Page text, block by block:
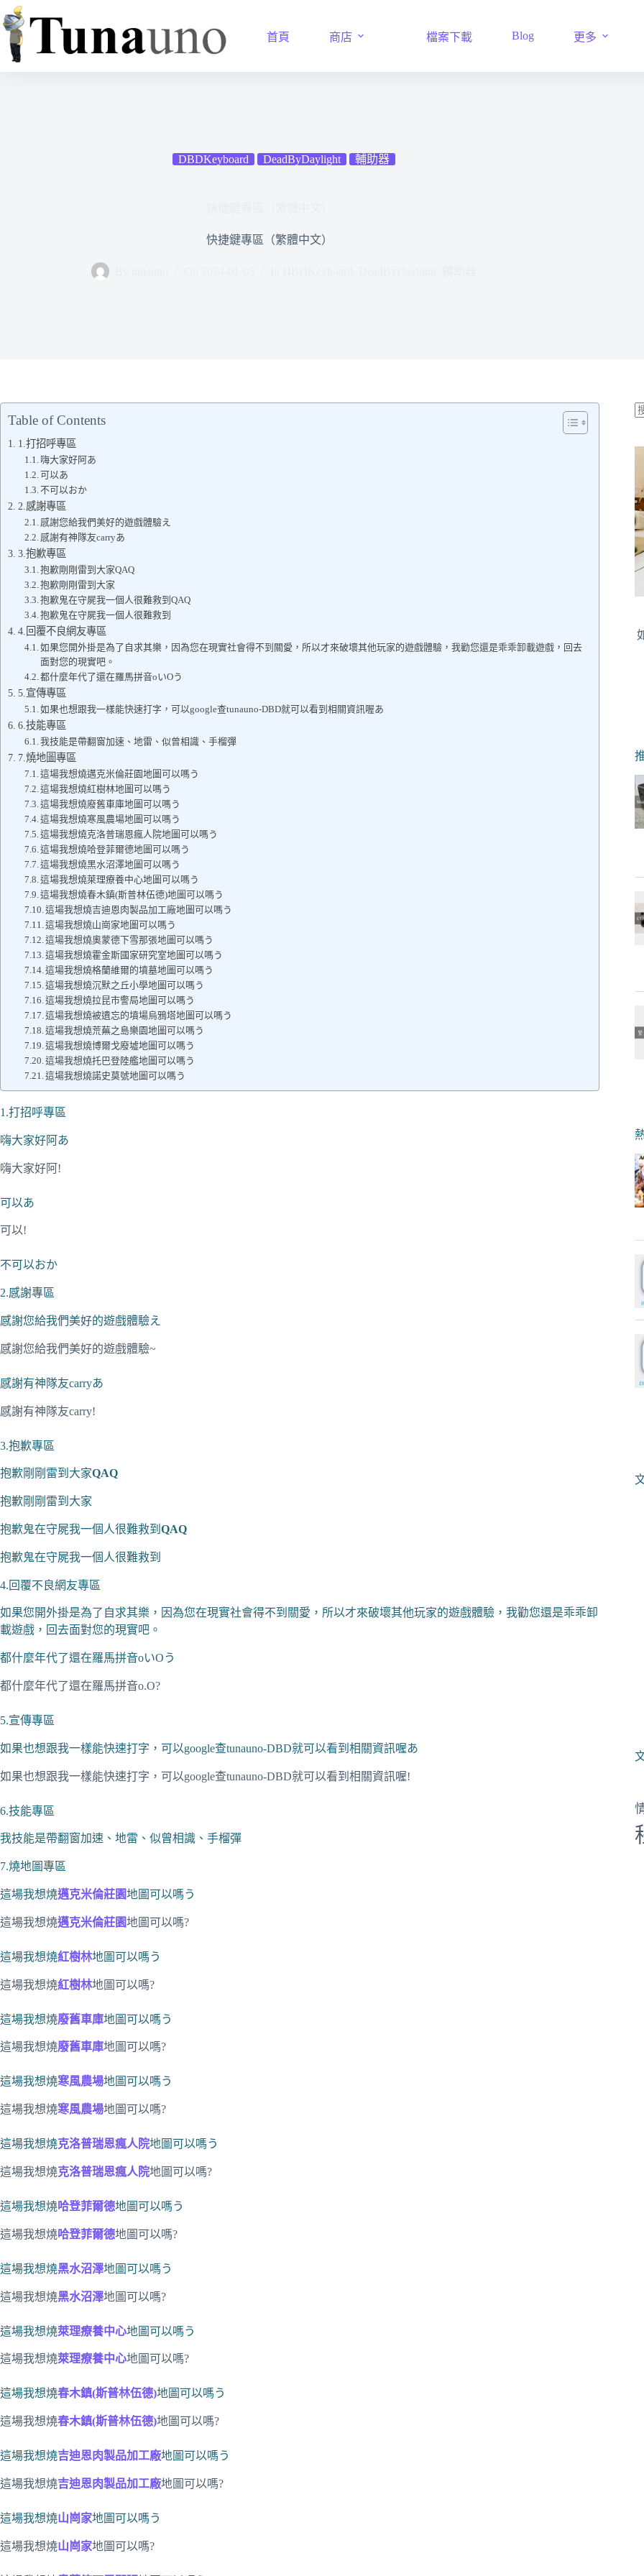
至
主
首頁 商店 檔案下載 Blog 更多
DBDKeyboard DeadByDaylight 輔助器
快捷鍵專區（繁體中文）
Table of Contents
1.打招呼專區
嗨大家好阿あ
可以あ
不可以おか
2.感謝專區
感謝您給我們美好的遊戲體驗え
感謝有神隊友carryあ
3.抱歉專區
抱歉剛剛雷到大家QAQ
抱歉剛剛雷到大家
抱歉鬼在守屍我一個人很難救到QAQ
抱歉鬼在守屍我一個人很難救到
4.回覆不良網友專區
如果您開外掛是為了自求其樂，因為您在現實社會得不到關愛，所以才來破壞其他玩家的遊戲體驗，我勸您還是乖乖卸載遊戲，回去
面對您的現實吧。
都什麼年代了還在羅馬拼音oいOう
5.宣傳專區
如果也想跟我一樣能快速打字，可以google查tunauno-DBD就可以看到相關資訊喔あ
6.技能專區
我技能是帶翻窗加速、地雷、似曾相識、手榴彈
7.燒地圖專區
這場我想燒邁克米倫莊園地圖可以嗎う
這場我想燒紅樹林地圖可以嗎う
這場我想燒廢舊車庫地圖可以嗎う
這場我想燒寒風農場地圖可以嗎う
這場我想燒克洛普瑞恩瘋人院地圖可以嗎う
這場我想燒哈登菲爾德地圖可以嗎う
這場我想燒黑水沼澤地圖可以嗎う
這場我想燒萊理療養中心地圖可以嗎う
這場我想燒春木鎮(斯普林伍德)地圖可以嗎う
這場我想燒吉迪恩肉製品加工廠地圖可以嗎う
這場我想燒山崗家地圖可以嗎う
這場我想燒奧蒙德下雪那張地圖可以嗎う
這場我想燒霍金斯國家研究室地圖可以嗎う
這場我想燒格蘭維爾的墳墓地圖可以嗎う
這場我想燒沉默之丘小學地圖可以嗎う
這場我想燒拉昆市警局地圖可以嗎う
這場我想燒被遺忘的墳場烏鴉塔地圖可以嗎う
這場我想燒荒蕪之島樂園地圖可以嗎う
這場我想燒博爾戈廢墟地圖可以嗎う
這場我想燒托巴登陸艦地圖可以嗎う
這場我想燒諾史莫號地圖可以嗎う
1.打招呼專區
嗨大家好阿あ
嗨大家好阿!
可以あ
可以!
不可以おか
2.感謝專區
感謝您給我們美好的遊戲體驗え
感謝您給我們美好的遊戲體驗~
感謝有神隊友carryあ
感謝有神隊友carry!
3.抱歉專區
抱歉剛剛雷到大家QAQ
抱歉剛剛雷到大家
抱歉鬼在守屍我一個人很難救到 QAQ
抱歉鬼在守屍我一個人很難救到
4.回覆不良網友專區
如果您開外掛是為了自求其樂，因為您在現實社會得不到關愛，所以才來破壞其他玩家的遊戲體驗，我勸您還是乖乖卸
載遊戲，回去面對您的現實吧。
都什麼年代了還在羅馬拼音oいOう
都什麼年代了還在羅馬拼音o.O?
5.宣傳專區
如果也想跟我一樣能快速打字，可以google查tunauno-DBD就可以看到相關資訊喔あ
如果也想跟我一樣能快速打字，可以google查tunauno-DBD就可以看到相關資訊喔!
6.技能專區
我技能是帶翻窗加速、地雷、似曾相識、手榴彈
7.燒地圖專區
這場我想燒邁克米倫莊園地圖可以嗎う
這場我想燒邁克米倫莊園地圖可以嗎?
這場我想燒紅樹林地圖可以嗎う
這場我想燒紅樹林地圖可以嗎?
這場我想燒廢舊車庫地圖可以嗎う
這場我想燒廢舊車庫地圖可以嗎?
這場我想燒寒風農場地圖可以嗎う
這場我想燒寒風農場地圖可以嗎?
這場我想燒克洛普瑞恩瘋人院地圖可以嗎う
這場我想燒克洛普瑞恩瘋人院地圖可以嗎?
這場我想燒哈登菲爾德地圖可以嗎う
這場我想燒哈登菲爾德地圖可以嗎?
這場我想燒黑水沼澤地圖可以嗎う
這場我想燒黑水沼澤地圖可以嗎?
這場我想燒萊理療養中心地圖可以嗎う
這場我想燒萊理療養中心地圖可以嗎?
這場我想燒春木鎮(斯普林伍德)地圖可以嗎う
這場我想燒春木鎮(斯普林伍德)地圖可以嗎?
這場我想燒吉迪恩肉製品加工廠地圖可以嗎う
這場我想燒吉迪恩肉製品加工廠地圖可以嗎?
這場我想燒山崗家地圖可以嗎う
這場我想燒山崗家地圖可以嗎?